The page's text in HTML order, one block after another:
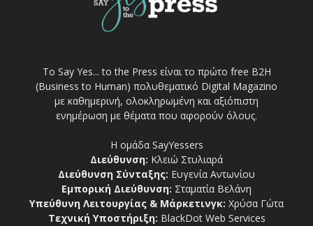
Το Say Yes... to the Press είναι το πρώτο free Β2Η
(Business to Human) πολυθεματικό Digital Magazino
με καθημερινή, ολοκληρωμένη και αξιόπιστη
ενημέρωση με θέματα που αφορούν όλους.
Η ομάδα SayYessers
Διεύθυνση: Κλειώ Στυλιαρά
Διεύθυνση Σύνταξης: Ευγενία Αντωνίου
Εμπορική Διεύθυνση: Σταματία Βελάνη
Υπεύθυνη Λειτουργίας & Μάρκετινγκ: Χρύσα Γώτα
Τεχνική Υποστήριξη: BlackDot Web Services